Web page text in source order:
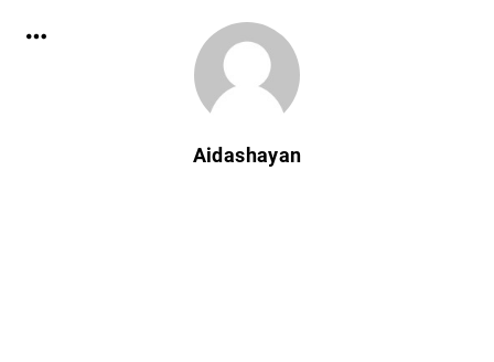
Aidashayan